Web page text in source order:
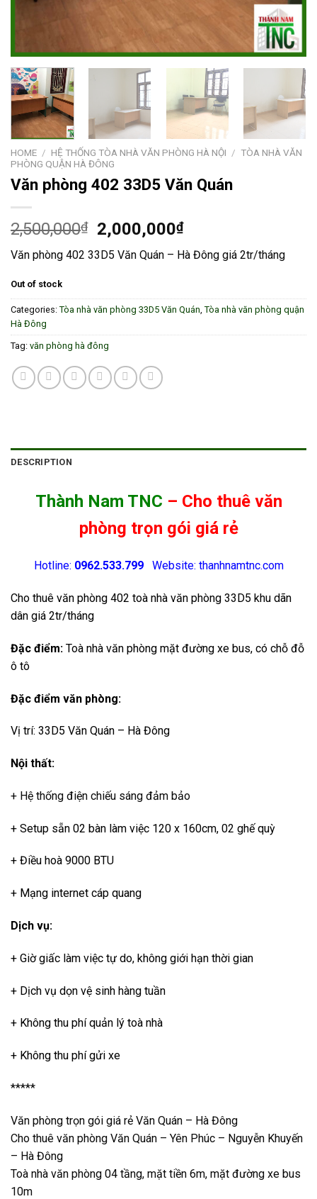
HOME / HỆ THỐNG TÒA NHÀ VĂN PHÒNG HÀ NỘI / TÒA NHÀ VĂN
PHÒNG QUẬN HÀ ĐÔNG
Văn phòng 402 33D5 Văn Quán
2,500,000₫ 2,000,000₫
Văn phòng 402 33D5 Văn Quán – Hà Đông giá 2tr/tháng
Out of stock
Categories: Tòa nhà văn phòng 33D5 Văn Quán, Tòa nhà văn phòng quận
Hà Đông
Tag: văn phòng hà đông
DESCRIPTION
Thành Nam TNC – Cho thuê văn
phòng trọn gói giá rẻ
Hotline: 0962.533.799 Website: thanhnamtnc.com
Cho thuê văn phòng 402 toà nhà văn phòng 33D5 khu dãn
dân giá 2tr/tháng
Đặc điểm: Toà nhà văn phòng mặt đường xe bus, có chỗ đỗ
ô tô
Đặc điểm văn phòng:
Vị trí: 33D5 Văn Quán – Hà Đông
Nội thất:
+ Hệ thống điện chiếu sáng đảm bảo
+ Setup sẵn 02 bàn làm việc 120 x 160cm, 02 ghế quỳ
+ Điều hoà 9000 BTU
+ Mạng internet cáp quang
Dịch vụ:
+ Giờ giấc làm việc tự do, không giới hạn thời gian
+ Dịch vụ dọn vệ sinh hàng tuần
+ Không thu phí quản lý toà nhà
+ Không thu phí gửi xe
*****
Văn phòng trọn gói giá rẻ Văn Quán – Hà Đông
Cho thuê văn phòng Văn Quán – Yên Phúc – Nguyễn Khuyến
– Hà Đông
Toà nhà văn phòng 04 tầng, mặt tiền 6m, mặt đường xe bus
10m